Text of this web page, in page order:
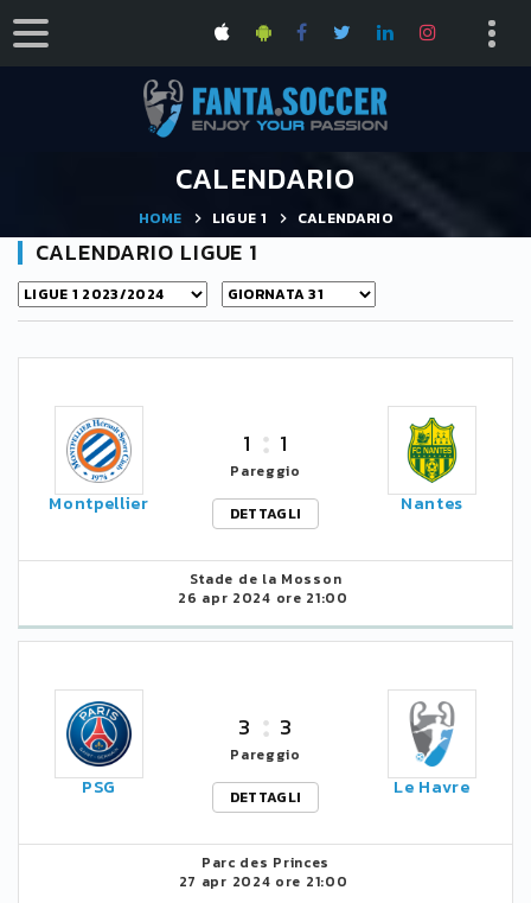
CALENDARIO
HOME LIGUE 1 CALENDARIO
CALENDARIO LIGUE 1
Montpellier
1 1
Pareggio
DETTAGLI
Nantes
Stade de la Mosson
26 apr 2024 ore 21:00
PSG
3 3
Pareggio
DETTAGLI
Le Havre
Parc des Princes
27 apr 2024 ore 21:00